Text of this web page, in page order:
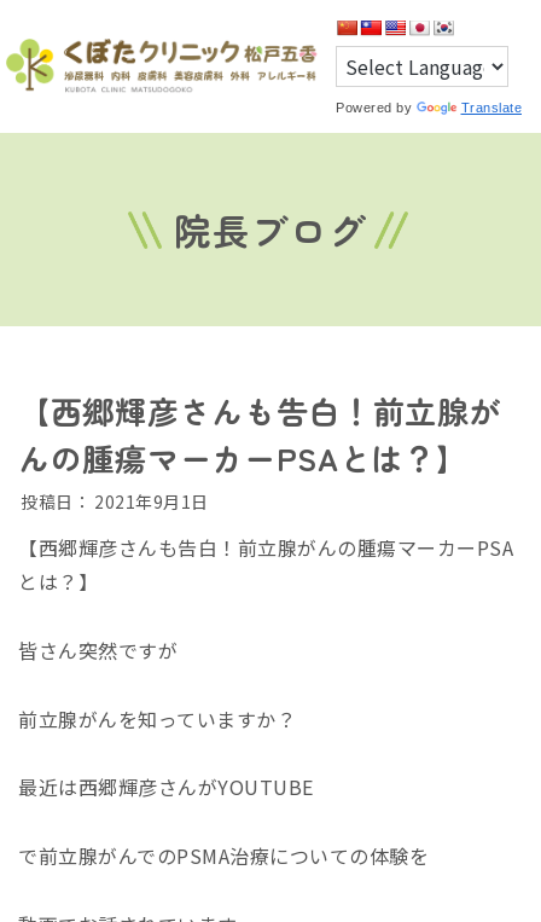
Powered by Translate
院長ブログ
【西郷輝彦さんも告白！前立腺が
んの腫瘍マーカーPSAとは？】
投稿日： 2021年9月1日
【西郷輝彦さんも告白！前立腺がんの腫瘍マーカーPSA
とは？】
皆さん突然ですが
前立腺がんを知っていますか？
最近は西郷輝彦さんがYOUTUBE
で前立腺がんでのPSMA治療についての体験を